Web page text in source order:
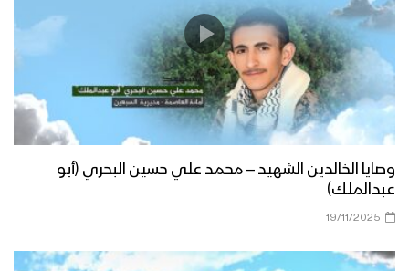
وصايا الخالدين الشهيد – محمد علي حسين البحري (أبو
عبدالملك)
19/11/2025